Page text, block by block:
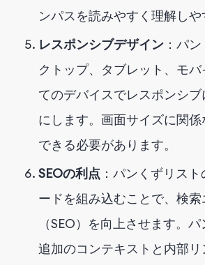
ンパスを読みやすく理解しや
レスポンシブデザイン ：パ
クトップ、タブレット、モ
てのデバイスでレスポンシ
にします。画面サイズに関
できる必要があります。
SEOの利点 ：パンくずリス
ードを組み込むことで、検
（SEO）を向上させます。パ
追加のコンテキストと内部